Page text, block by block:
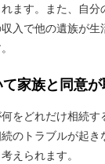
ます。また、自分
入で他の遺族が
家族と同意
をどれだけ相続
のトラブルが起き
えられます。